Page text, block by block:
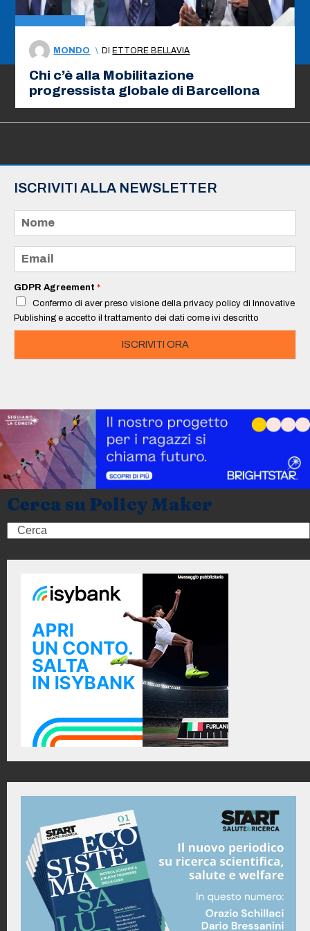
MONDO \ DI ETTORE BELLAVIA
Chi c’è alla Mobilitazione
progressista globale di Barcellona
ISCRIVITI ALLA NEWSLETTER
m
e
a
i
*
GDPR Agreement *
Confermo di aver preso visione della privacy policy di Innovative
Publishing e accetto il trattamento dei dati come ivi descritto
ISCRIVITI ORA
Cerca su Policy Maker
Search